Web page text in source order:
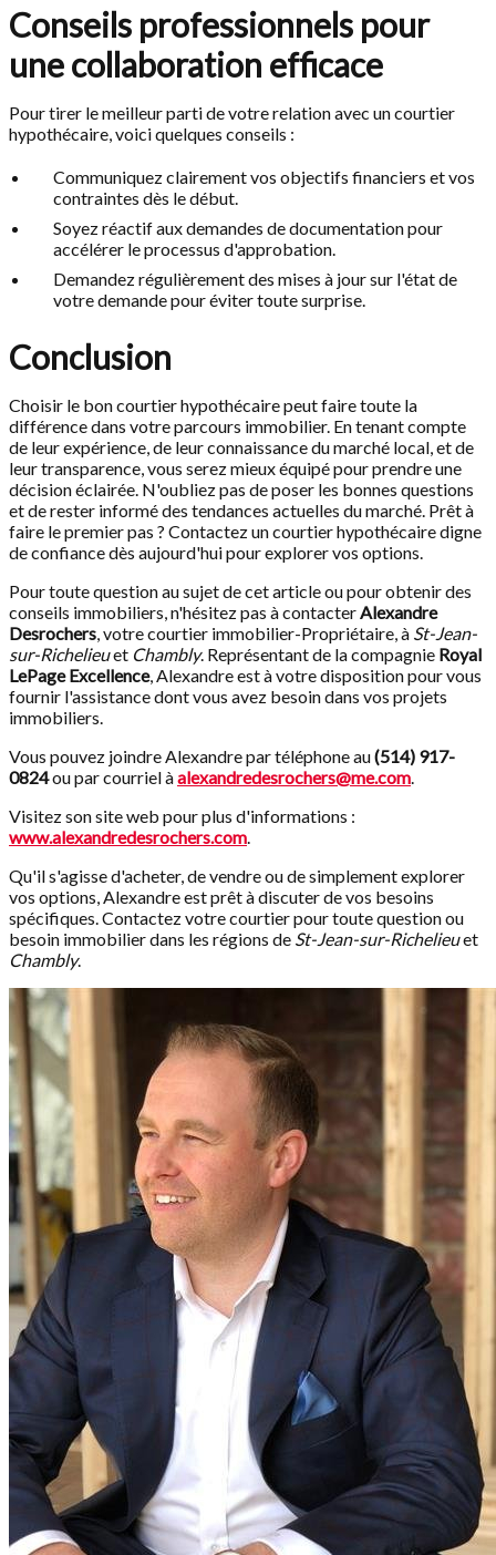
Conseils professionnels pour
une collaboration efficace
Pour tirer le meilleur parti de votre relation avec un courtier
hypothécaire, voici quelques conseils :
Communiquez clairement vos objectifs financiers et vos
contraintes dès le début.
Soyez réactif aux demandes de documentation pour
accélérer le processus d'approbation.
Demandez régulièrement des mises à jour sur l'état de
votre demande pour éviter toute surprise.
Conclusion
Choisir le bon courtier hypothécaire peut faire toute la
différence dans votre parcours immobilier. En tenant compte
de leur expérience, de leur connaissance du marché local, et de
leur transparence, vous serez mieux équipé pour prendre une
décision éclairée. N'oubliez pas de poser les bonnes questions
et de rester informé des tendances actuelles du marché. Prêt à
faire le premier pas ? Contactez un courtier hypothécaire digne
de confiance dès aujourd'hui pour explorer vos options.
Pour toute question au sujet de cet article ou pour obtenir des
conseils immobiliers, n'hésitez pas à contacterAlexandre
Desrochers, votre courtier immobilier-Propriétaire, à St-Jean-
sur-Richelieuet Chambly. Représentant de la compagnie Royal
LePage Excellence, Alexandre est à votre disposition pour vous
fournir l'assistance dont vous avez besoin dans vos projets
immobiliers.
Vous pouvez joindre Alexandre par téléphone au(514) 917-
0824ou par courriel àalexandredesrochers@me.com.
Visitez son site web pour plus d'informations :
www.alexandredesrochers.com.
Qu'il s'agisse d'acheter, de vendre ou de simplement explorer
vos options, Alexandre est prêt à discuter de vos besoins
spécifiques. Contactez votre courtier pour toute question ou
besoin immobilier dans les régions de St-Jean-sur-Richelieuet
Chambly.